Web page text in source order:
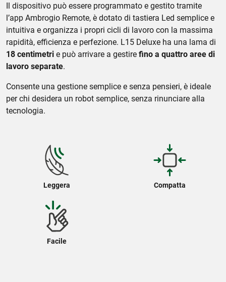
Il dispositivo può essere programmato e gestito tramite
l’app Ambrogio Remote, è dotato di tastiera Led semplice e
intuitiva e organizza i propri cicli di lavoro con la massima
rapidità, efficienza e perfezione. L15 Deluxe ha una lama di
18 centimetri e può arrivare a gestire fino a quattro aree di
lavoro separate.
Consente una gestione semplice e senza pensieri, è ideale
per chi desidera un robot semplice, senza rinunciare alla
tecnologia.
Leggera Compatta
Facile